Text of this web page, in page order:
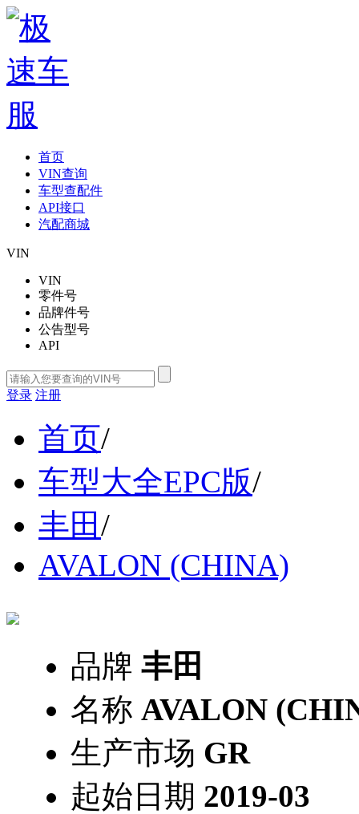
首页
VIN查询
车型查配件
API接口
汽配商城
VIN
VIN
零件号
品牌件号
公告型号
API
登录 注册
首页/
车型大全EPC版/
丰田 /
AVALON (CHINA)
品牌 丰田
名称 AVALON
生产市场 GR
起始日期 2019-03